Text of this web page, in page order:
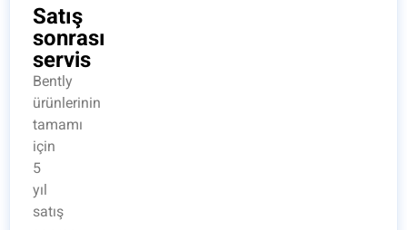
Satış
sonrası
servis
Bently
ürünlerinin
tamamı
için
5
yıl
satış